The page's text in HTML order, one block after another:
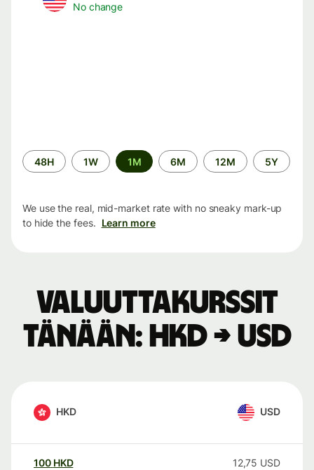
No change
Time
period
48H 1W 1M 6M 12M 5Y
We use the real, mid-market rate with no sneaky mark-up
to hide the fees. Learn more
Valuuttakurssit
tänään: HKD → USD
HKD USD
100 HKD 12,75 USD